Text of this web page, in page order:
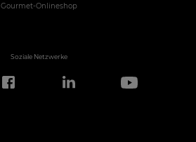
Gourmet-Onlineshop
Soziale Netzwerke